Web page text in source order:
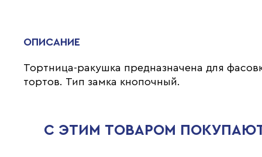
ОПИСАНИЕ
Тортница-ракушка предназначена для
тортов. Тип замка кнопочный.
С ЭТИМ ТОВАРОМ